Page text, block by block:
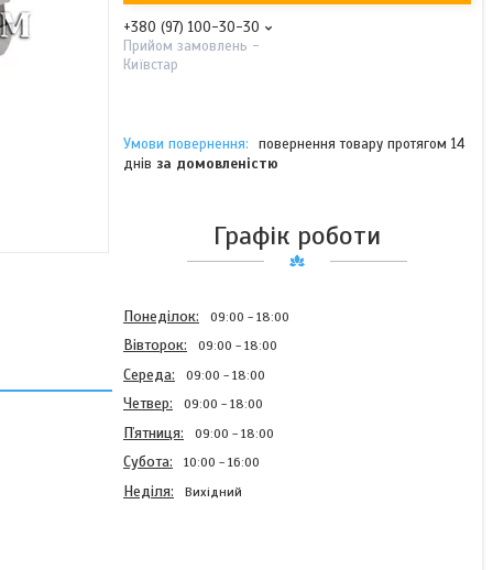
+380 (97) 100-30-30
Прийом замовлень -
Київстар
повернення товару протягом 14
днів за домовленістю
Графік роботи
Понеділок 09:00 18:00
Вівторок 09:00 18:00
Середа 09:00 18:00
Четвер 09:00 18:00
Пʼятниця 09:00 18:00
Субота 10:00 16:00
Неділя Вихідний